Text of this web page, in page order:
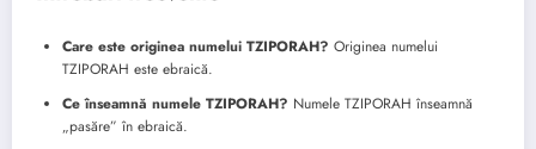
Care este originea numelui TZIPORAH? Originea numelui
TZIPORAH este ebraică.
Ce înseamnă numele TZIPORAH? Numele TZIPORAH înseamnă
„pasăre” în ebraică.